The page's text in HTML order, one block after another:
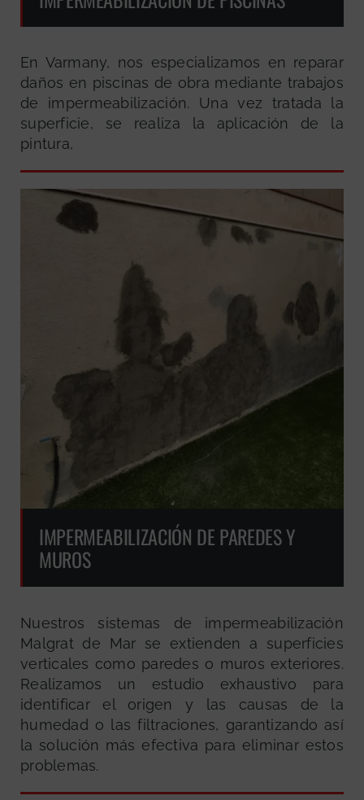
En Varmany, nos especializamos en reparar
daños en piscinas de obra mediante trabajos
de impermeabilización. Una vez tratada la
superficie, se realiza la aplicación de la
pintura,
IMPERMEABILIZACIÓN DE PAREDES Y
MUROS
Nuestros sistemas de impermeabilización
Malgrat de Mar se extienden a superficies
verticales como paredes o muros exteriores.
Realizamos un estudio exhaustivo para
identificar el origen y las causas de la
humedad o las filtraciones, garantizando así
la solución más efectiva para eliminar estos
problemas.